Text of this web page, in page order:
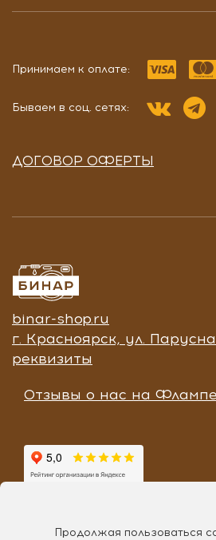
Принимаем к оплате:
Бываем в соц. сетях:
ДОГОВОР ОФЕРТЫ
binar-shop.ru
г. Красноярск, ул.
реквизиты
Отзывы о нас на Флампе
Продолжая пользоваться